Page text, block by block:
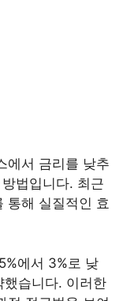
에서 금리를 낮추
법입니다. 최근
통해 실질적인 효
에서 3%로 낮
습니다. 이러한